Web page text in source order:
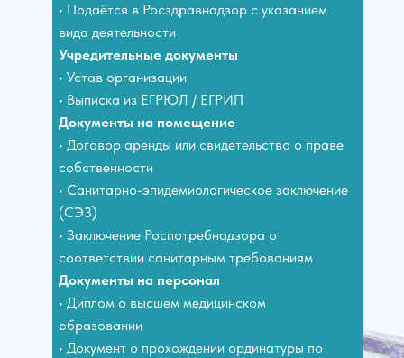
• Подаётся в Росздравнадзор с указанием
вида деятельности
Учредительные документы
• Устав организации
• Выписка из ЕГРЮЛ / ЕГРИП
Документы на помещение
• Договор аренды или свидетельство о праве
собственности
• Санитарно-эпидемиологическое заключение
(СЭЗ)
• Заключение Роспотребнадзора о
соответствии санитарным требованиям
Документы на персонал
• Диплом о высшем медицинском
образовании
• Документ о прохождении ординатуры по